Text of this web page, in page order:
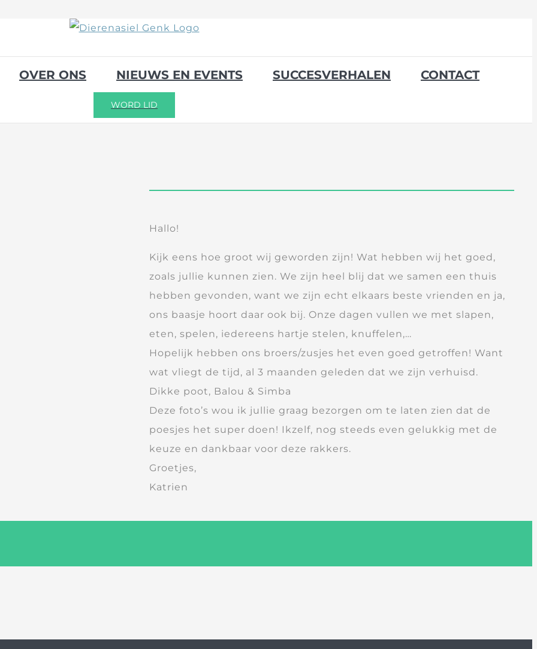
OVER ONS NIEUWS EN EVENTS SUCCESVERHALEN CONTACT
WORD LID
Hallo!
Kijk eens hoe groot wij geworden zijn! Wat hebben wij het goed,
zoals jullie kunnen zien. We zijn heel blij dat we samen een thuis
hebben gevonden, want we zijn echt elkaars beste vrienden en ja,
ons baasje hoort daar ook bij. Onze dagen vullen we met slapen,
eten, spelen, iedereens hartje stelen, knuffelen,…
Hopelijk hebben ons broers/zusjes het even goed getroffen! Want
wat vliegt de tijd, al 3 maanden geleden dat we zijn verhuisd.
Dikke poot, Balou & Simba
Deze foto’s wou ik jullie graag bezorgen om te laten zien dat de
poesjes het super doen! Ikzelf, nog steeds even gelukkig met de
keuze en dankbaar voor deze rakkers.
Groetjes,
Katrien